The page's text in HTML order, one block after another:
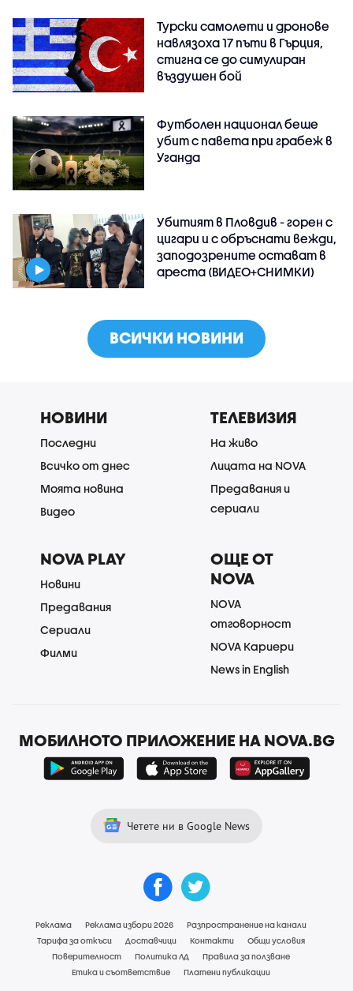
Турски самолети и дронове
навлязоха 17 пъти в Гърция,
стигна се до симулиран
въздушен бой
Футболен национал беше
убит с павета при грабеж в
Уганда
Убитият в Пловдив - горен с
цигари и с обръснати вежди,
заподозрените остават в
ареста (ВИДЕО+СНИМКИ)
ВСИЧКИ НОВИНИ
НОВИНИ
Последни
Всичко от днес
Моята новина
Видео
ТЕЛЕВИЗИЯ
На живо
Лицата на NOVA
Предавания и
сериали
NOVA PLAY
Новини
Предавания
Сериали
Филми
ОЩЕ ОТ
NOVA
NOVA
отговорност
NOVA Кариери
News in English
МОБИЛНОТО ПРИЛОЖЕНИЕ НА NOVA.BG
Четете ни в Google News
Реклама Реклама избори 2026
Разпространение на канали
Тарифа за откъси
Доставчици Контакти
Общи условия
Поверителност
Политика ЛД
Правила за ползване
Етика и съответствие
Платени публикации